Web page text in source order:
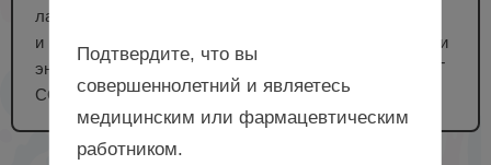
лабораторией клинико-популяционных
и профилактических исследований терапевтических и
эндокринных заболеваний НИИТПМ – филиала ИЦиГ
СО РАН, г. Новосибирск
Подтвердите, что вы
совершеннолетний и являетесь
медицинским или фармацевтическим
работником.